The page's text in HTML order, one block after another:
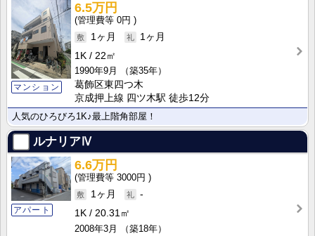
マンション
6.5万円
0円
1ヶ月
1ヶ月
1K
22㎡
1990年9月
（築35年）
葛飾区東四つ木
京成押上線 四ツ木駅 徒歩12分
人気のひろびろ1K♪最上階角部屋！
ルナリアⅣ
アパート
6.6万円
3000円
1ヶ月
-
1K
20.31㎡
2008年3月
（築18年）